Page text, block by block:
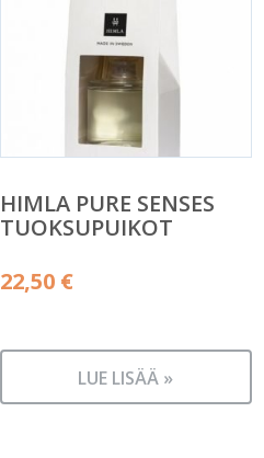
HIMLA PURE SENSES
TUOKSUPUIKOT
22,50 €
LUE LISÄÄ »